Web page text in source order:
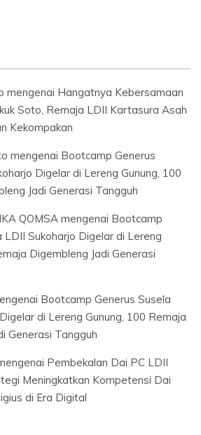
mengenai Hangatnya Kebersamaan
Soto, Remaja LDII Kartasura Asah
Kekompakan
mengenai Bootcamp Generus
Digelar di Lereng Gunung, 100
Jadi Generasi Tangguh
QOMSA mengenai Bootcamp
LDII Sukoharjo Digelar di Lereng
Digembleng Jadi Generasi
Bootcamp Generus Susela
di Lereng Gunung, 100 Remaja
Generasi Tangguh
Pembekalan Dai PC LDII
Meningkatkan Kompetensi Dai
di Era Digital